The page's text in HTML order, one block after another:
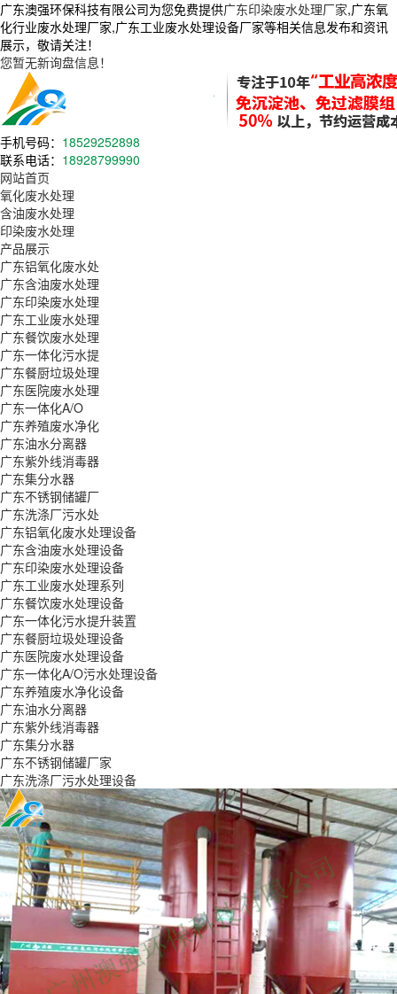
广东澳强环保科技有限公司为您免费提供广东印染废水处理厂家,广东氧
化行业废水处理厂家,广东工业废水处理设备厂家等相关信息发布和资讯
展示，敬请关注！
您暂无新询盘信息！
手机号码： 18529252898
联系电话： 18928799990
网站首页
氧化废水处理
含油废水处理
印染废水处理
产品展示
广东铝氧化废水处
广东含油废水处理
广东印染废水处理
广东工业废水处理
广东餐饮废水处理
广东一体化污水提
广东餐厨垃圾处理
广东医院废水处理
广东一体化A/O
广东养殖废水净化
广东油水分离器
广东紫外线消毒器
广东集分水器
广东不锈钢储罐厂
广东洗涤厂污水处
广东铝氧化废水处理设备
广东含油废水处理设备
广东印染废水处理设备
广东工业废水处理系列
广东餐饮废水处理设备
广东一体化污水提升装置
广东餐厨垃圾处理设备
广东医院废水处理设备
广东一体化A/O污水处理设备
广东养殖废水净化设备
广东油水分离器
广东紫外线消毒器
广东集分水器
广东不锈钢储罐厂家
广东洗涤厂污水处理设备